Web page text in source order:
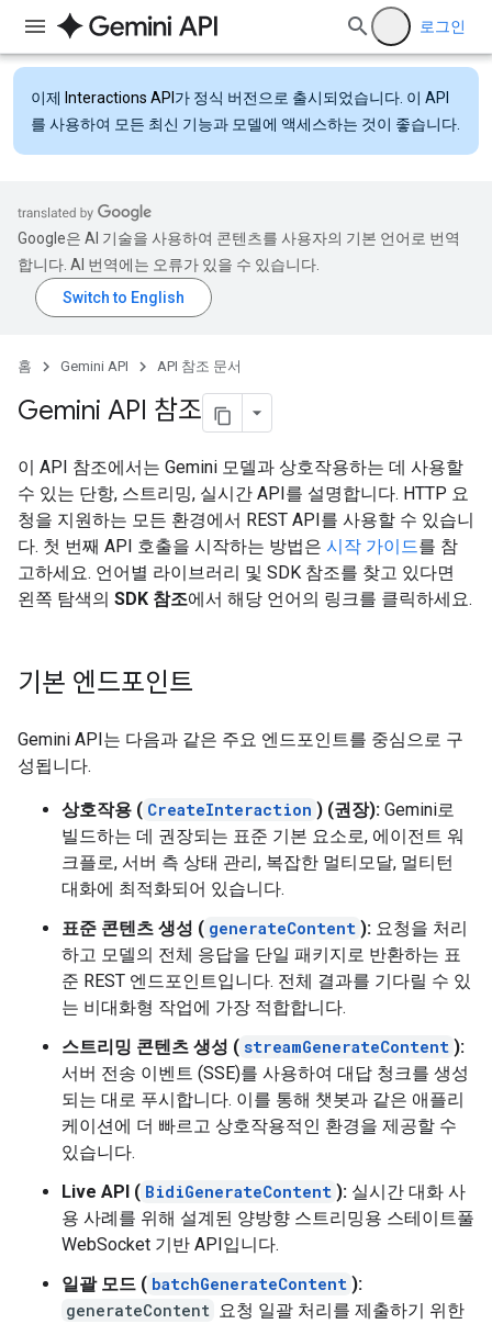
로그인
이제 Interactions API 가 정식 버전으로 출시되었습니다. 이 API
를 사용하여 모든 최신 기능과 모델에 액세스하는 것이 좋습니다.
Google은 AI 기술을 사용하여 콘텐츠를 사용자의 기본 언어로 번역
합니다. AI 번역에는 오류가 있을 수 있습니다.
홈 Gemini API API 참조 문서
Gemini API 참조
이 API 참조에서는 Gemini 모델과 상호작용하는 데 사용할
수 있는 단항, 스트리밍, 실시간 API를 설명합니다. HTTP 요
청을 지원하는 모든 환경에서 REST API를 사용할 수 있습니
다. 첫 번째 API 호출을 시작하는 방법은 시작 가이드를 참
고하세요. 언어별 라이브러리 및 SDK 참조를 찾고 있다면
왼쪽 탐색의 SDK 참조에서 해당 언어의 링크를 클릭하세요.
기본 엔드포인트
Gemini API는 다음과 같은 주요 엔드포인트를 중심으로 구
성됩니다.
상호작용 ( CreateInteraction ) (권장): Gemini로
빌드하는 데 권장되는 표준 기본 요소로, 에이전트 워
크플로, 서버 측 상태 관리, 복잡한 멀티모달, 멀티턴
대화에 최적화되어 있습니다.
표준 콘텐츠 생성 ( generateContent ): 요청을 처리
하고 모델의 전체 응답을 단일 패키지로 반환하는 표
준 REST 엔드포인트입니다. 전체 결과를 기다릴 수 있
는 비대화형 작업에 가장 적합합니다.
스트리밍 콘텐츠 생성 ( streamGenerateContent ):
서버 전송 이벤트 (SSE)를 사용하여 대답 청크를 생성
되는 대로 푸시합니다. 이를 통해 챗봇과 같은 애플리
케이션에 더 빠르고 상호작용적인 환경을 제공할 수
있습니다.
Live API ( BidiGenerateContent ): 실시간 대화 사
용 사례를 위해 설계된 양방향 스트리밍용 스테이트풀
WebSocket 기반 API입니다.
일괄 모드 ( batchGenerateContent ):
generateContent 요청 일괄 처리를 제출하기 위한